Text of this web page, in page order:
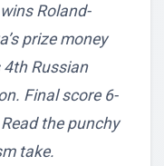
Roland-
prize money
4th Russian
Final score 6-
the punchy
take.